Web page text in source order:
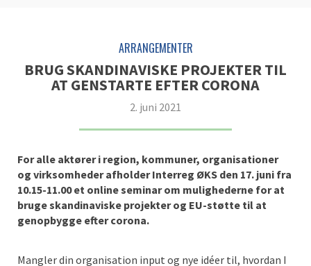
ARRANGEMENTER
BRUG SKANDINAVISKE PROJEKTER TIL
AT GENSTARTE EFTER CORONA
2. juni 2021
For alle aktører i region, kommuner, organisationer
og virksomheder afholder Interreg ØKS den 17. juni fra
10.15-11.00 et online seminar om mulighederne for at
bruge skandinaviske projekter og EU-støtte til at
genopbygge efter corona.
Mangler din organisation input og nye idéer til, hvordan I